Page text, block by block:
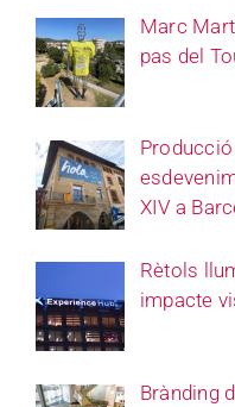
Marc
pas del
XIV a
Rètols
impacte
Brànding